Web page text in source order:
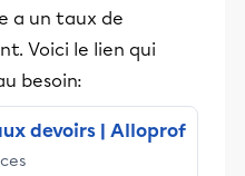
a un taux de
Voici le lien qui
besoin:
devoirs | Alloprof